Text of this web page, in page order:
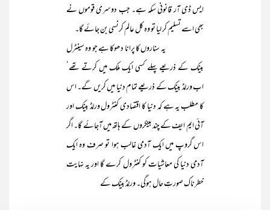
ایس ڈی آر قانونی سکہ ہے۔ جب دوسری قوموں نے
بھی اسے تسلیم کر لیا تو وہ کل عالم کرنسی بن جائے گا۔
یہ سناروں کا پرانا دھوکا ہے جو وہ سینٹرل
بینک کے ذریعے پہلے کسی ایک ملک میں کرتے تھے‘
اب ورلڈ بینک کے ذریعے تمام دنیا میں کریں گے۔ اس
کا مطلب یہ ہے کہ دنیا کا اقتصادی کنٹرول ورلڈ بینک اور
آئی ایم ایف کے چند بینکروں کے ہاتھ میں آجائے گا۔ اگر
اس گروپ میں ایک آدمی غالب ہوا تو صرف وہ ایک
آدمی دنیا کی معاشیات کو کنٹرول کرے گا اور یہ نہایت
خطرناک صورتِ حال ہوگی۔ ورلڈ بینک کے